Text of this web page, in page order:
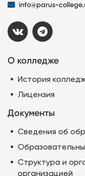
info@parus-
О колледже
История
Лицензия
Документы
Сведения об
Структура и
организацией